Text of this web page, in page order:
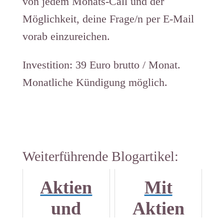
Möglichkeit, deine Frage/n per E-Mail
vorab einzureichen.
Investition: 39 Euro brutto / Monat.
Monatliche Kündigung möglich.
Weiterführende Blogartikel:
Aktien
und
Mit
Aktien